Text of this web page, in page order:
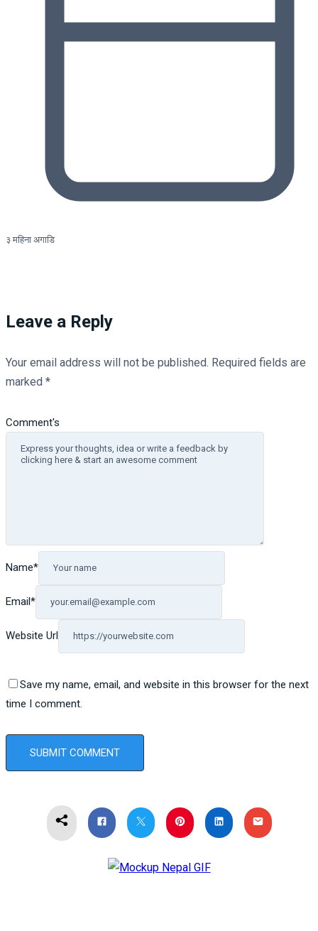
३ महिना अगाडि
Leave a Reply
Your email address will not be published. Required fields are
marked *
Comment's
Name*
Email*
Website Url
Save my name, email, and website in this browser for the next
time I comment.